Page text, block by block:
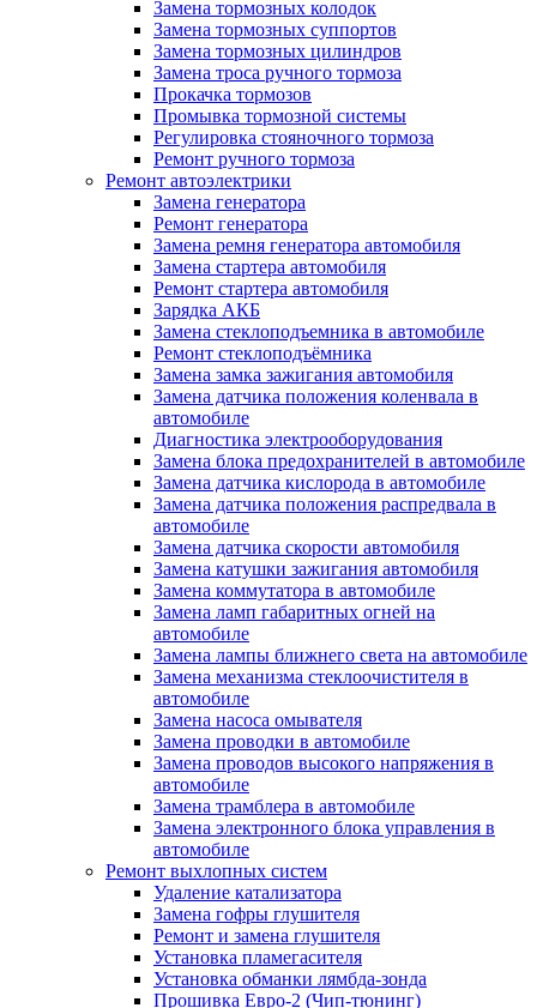
Замена тормозных колодок
Замена тормозных суппортов
Замена тормозных цилиндров
Замена троса ручного тормоза
Прокачка тормозов
Промывка тормозной системы
Регулировка стояночного тормоза
Ремонт ручного тормоза
Ремонт автоэлектрики
Замена генератора
Ремонт генератора
Замена ремня генератора автомобиля
Замена стартера автомобиля
Ремонт стартера автомобиля
Зарядка АКБ
Замена стеклоподъемника в автомобиле
Ремонт стеклоподъёмника
Замена замка зажигания автомобиля
Замена датчика положения коленвала в
автомобиле
Диагностика электрооборудования
Замена блока предохранителей в автомобиле
Замена датчика кислорода в автомобиле
Замена датчика положения распредвала в
автомобиле
Замена датчика скорости автомобиля
Замена катушки зажигания автомобиля
Замена коммутатора в автомобиле
Замена ламп габаритных огней на
автомобиле
Замена лампы ближнего света на автомобиле
Замена механизма стеклоочистителя в
автомобиле
Замена насоса омывателя
Замена проводки в автомобиле
Замена проводов высокого напряжения в
автомобиле
Замена трамблера в автомобиле
Замена электронного блока управления в
автомобиле
Ремонт выхлопных систем
Удаление катализатора
Замена гофры глушителя
Ремонт и замена глушителя
Установка пламегасителя
Установка обманки лямбда-зонда
Прошивка Евро-2 (Чип-тюнинг)